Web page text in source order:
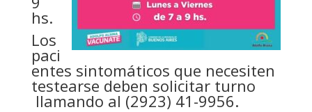
hs.
Los
paci
entes sintomáticos que necesiten
testearse deben solicitar turno
llamando al (2923) 41-9956.